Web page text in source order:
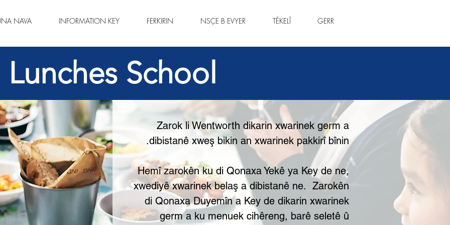
NAVA INFORMATION KEY FERKIRIN NSÇE B EVYER TÊKELÎ GERR
Lunches School
Zarok li Wentworth dikarin xwarinek germ a
dibistanê xweş bikin an xwarinek pakkirî bînin.
Hemî zarokên ku di Qonaxa Yekê ya Key de ne,
xwediyê xwarinek belaş a dibistanê ne. Zarokên
di Qonaxa Duyemîn a Key de dikarin xwarinek
germ a ku menuek cihêreng, barê seletê û